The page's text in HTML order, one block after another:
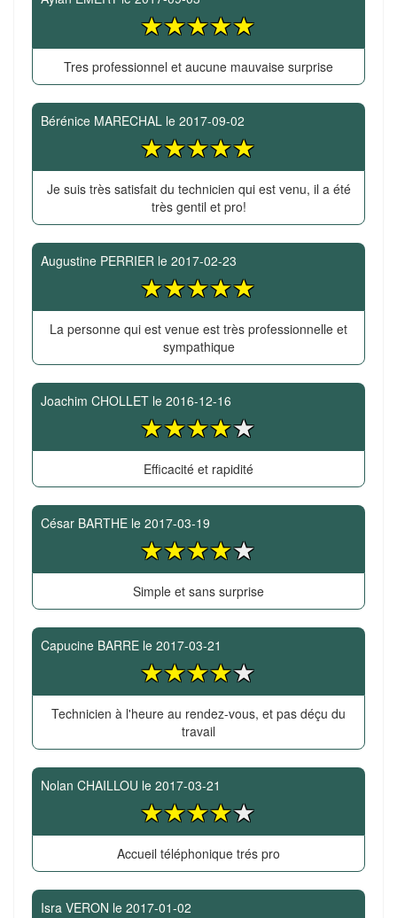
Tres professionnel et aucune mauvaise surprise
Bérénice MARECHAL le 2017-09-02
Je suis très satisfait du technicien qui est venu, il a été
très gentil et pro!
Augustine PERRIER le 2017-02-23
La personne qui est venue est très professionnelle et
sympathique
Joachim CHOLLET le 2016-12-16
Efficacité et rapidité
César BARTHE le 2017-03-19
Simple et sans surprise
Capucine BARRE le 2017-03-21
Technicien à l'heure au rendez-vous, et pas déçu du
travail
Nolan CHAILLOU le 2017-03-21
Accueil téléphonique trés pro
Isra VERON le 2017-01-02